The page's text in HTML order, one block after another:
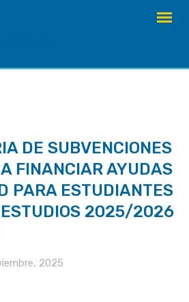
DE SUBVENCIONES
FINANCIAR AYUDAS
PARA ESTUDIANTES
2025/2026
2025